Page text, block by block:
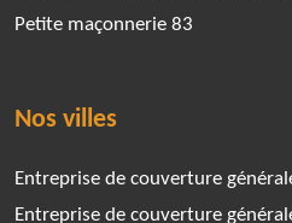
Petite maçonnerie 83
Nos villes
Entreprise de couverture
Entreprise de couverture